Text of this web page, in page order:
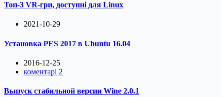
Топ-3 VR-гри, доступні для Linux
2021-10-29
Установка PES 2017 в Ubuntu 16.04
2016-12-25
коментарі 2
Выпуск стабильной версии Wine 2.0.1